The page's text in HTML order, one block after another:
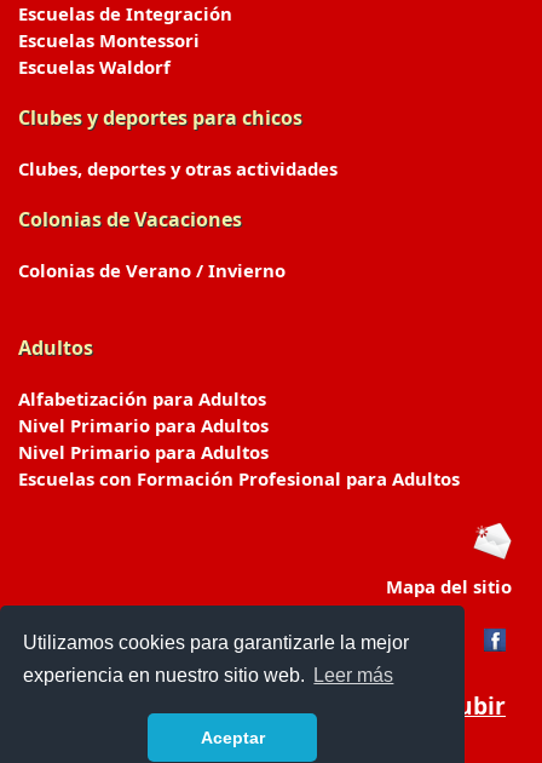
Utilizamos cookies para garantizarle la mejor
experiencia en nuestro sitio web.
Leer más
Aceptar
Escuelas de Integración
Escuelas Montessori
Escuelas Waldorf
Clubes y deportes para chicos
Clubes, deportes y otras actividades
Colonias de Vacaciones
Colonias de Verano / Invierno
Adultos
Alfabetización para Adultos
Nivel Primario para Adultos
Nivel Primario para Adultos
Escuelas con Formación Profesional para Adultos
Mapa del sitio
Subir